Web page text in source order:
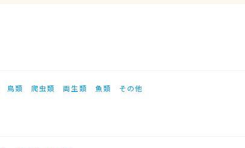
鳥類 爬虫類 両生類 魚類 その他